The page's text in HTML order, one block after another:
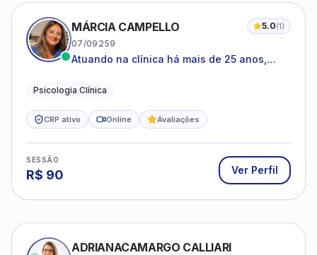
MÁRCIA CAMPELLO 5.0(1)
07/09259
Atuando na clínica há mais de 25 anos,
estruturas, com experiência em
Psicologia Clínica
CRP ativo Online Avaliações
SESSÃO
R$ 90 Ver Perfil
ADRIANACAMARGO CALLIARI